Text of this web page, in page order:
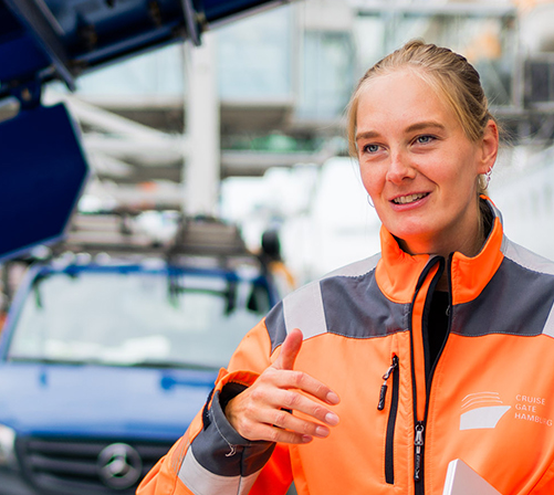
Center der HPA
aller Verkehrsmeldungen im Hafen am